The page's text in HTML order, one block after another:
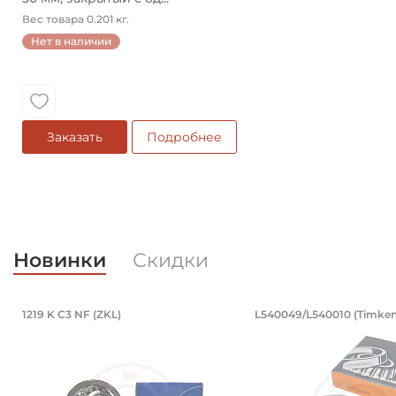
Вес товара 0.201 кг.
Нет в наличии
Заказать Подробнее
Новинки Скидки
Подшипник 95х170х32 мм,
1219 K C3 NF (ZKL) Подшипник
L540049/L540010